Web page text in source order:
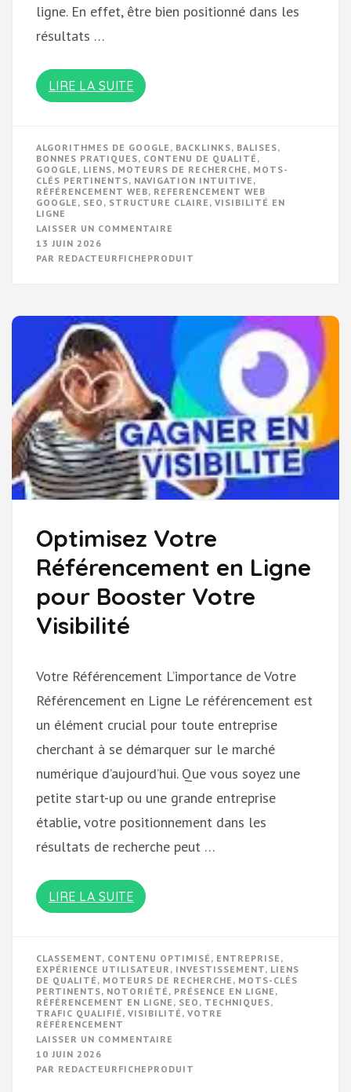
ligne. En effet, être bien positionné dans les
résultats …
LIRE LA SUITE
ALGORITHMES DE GOOGLE , BACKLINKS, BALISES,
BONNES PRATIQUES, CONTENU DE QUALITÉ ,
GOOGLE , LIENS, MOTEURS DE RECHERCHE , MOTS-
CLÉS PERTINENTS, NAVIGATION INTUITIVE ,
RÉFÉRENCEMENT WEB, REFERENCEMENT WEB
GOOGLE , SEO , STRUCTURE CLAIRE , VISIBILITÉ EN
LIGNE
LAISSER UN COMMENTAIRE
RÉFÉRENCEMENT
BOOSTER
VOTRE
VISIBILITÉ
13 JUIN 2026
PAR REDACTEURFICHEPRODUIT
Optimisez Votre
Référencement en Ligne
pour Booster Votre
Visibilité
Votre Référencement L’importance de Votre
Référencement en Ligne Le référencement est
un élément crucial pour toute entreprise
cherchant à se démarquer sur le marché
numérique d’aujourd’hui. Que vous soyez une
petite start-up ou une grande entreprise
établie, votre positionnement dans les
résultats de recherche peut …
LIRE LA SUITE
CLASSEMENT, CONTENU OPTIMISÉ , ENTREPRISE ,
EXPÉRIENCE UTILISATEUR , INVESTISSEMENT, LIENS
DE QUALITÉ , MOTEURS DE RECHERCHE , MOTS-CLÉS
PERTINENTS, NOTORIÉTÉ , PRÉSENCE EN LIGNE ,
RÉFÉRENCEMENT EN LIGNE , SEO , TECHNIQUES,
TRAFIC QUALIFIÉ , VISIBILITÉ , VOTRE
RÉFÉRENCEMENT
LAISSER UN COMMENTAIRE
RÉFÉRENCEMENT
10 JUIN 2026
PAR REDACTEURFICHEPRODUIT